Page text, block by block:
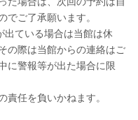
ご了承願います。
出ている場合は当館は休
の際は当館からの連絡はご
に警報等が出た場合に限
責任を負いかねます。